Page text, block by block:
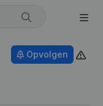
Opvolgen